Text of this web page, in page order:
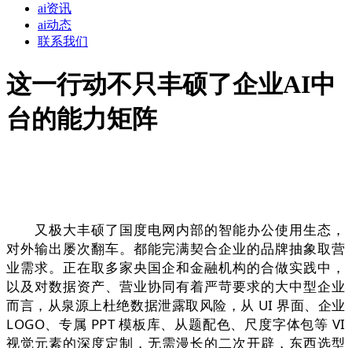
ai资讯
ai动态
联系我们
这一行动不只丰硕了企业AI中
台的能力矩阵
又极大丰硕了国度电网内部的智能办公使用生态，
对外输出屡次翻车。都能完满契合企业的品牌抽象取营
业需求。正在取多家央国企和金融机构的合做实践中，
以及对数据资产、营业协同有着严苛要求的大中型企业
而言，从泉源上杜绝数据泄露取风险，从 UI 界面、企业
LOGO、专属 PPT 模板库、从题配色、尺度字体包等 VI
视觉元素的深度定制，无需漫长的二次开辟，东西选型